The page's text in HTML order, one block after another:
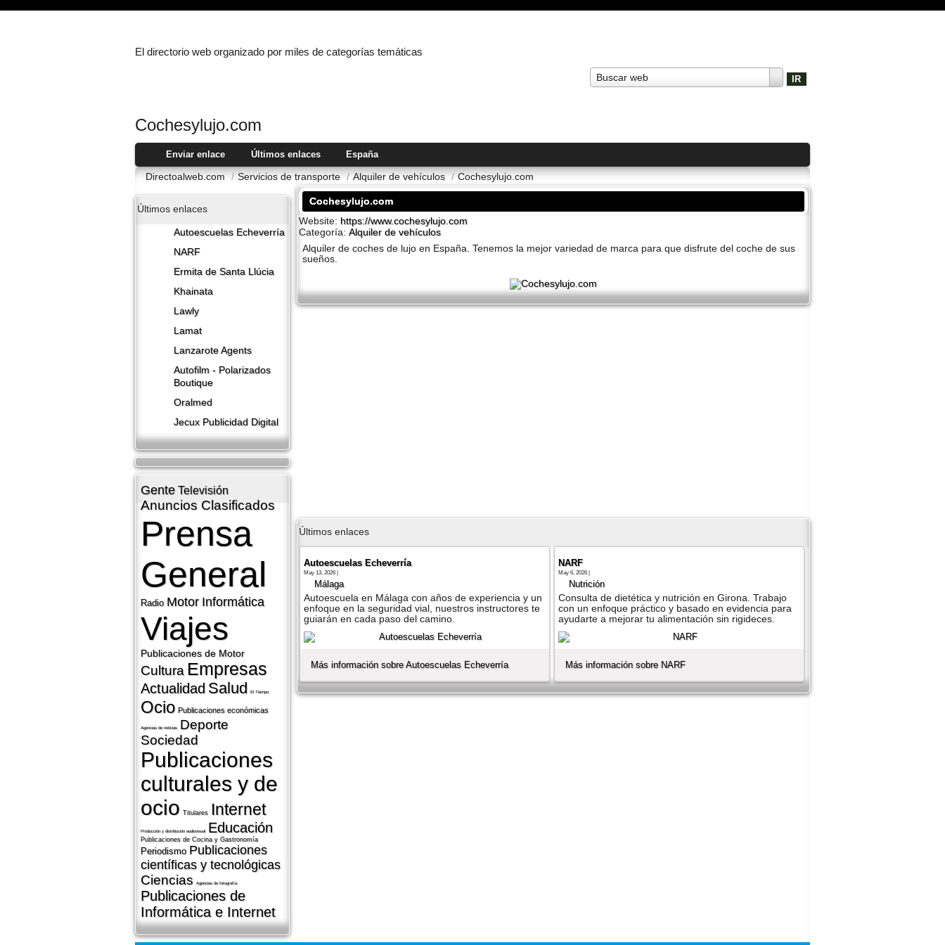
El directorio web organizado por miles de categorías temáticas
Buscar web
Cochesylujo.com
Enviar enlace Últimos enlaces España
Directoalweb.com / Servicios de transporte / Alquiler de vehí­culos / Cochesylujo.com
Últimos enlaces
Autoescuelas Echeverría
NARF
Ermita de Santa Llúcia
Khainata
Lawly
Lamat
Lanzarote​ Agents
Autofilm - Polarizados
Boutique
Oralmed
Jecux Publicidad Digital
Gente Televisión
Anuncios Clasificados
Prensa
General
Radio Motor Informática
Viajes
Publicaciones de Motor
Cultura Empresas
Actualidad Salud El Tiempo
Ocio Publicaciones económicas
Agencias de noticias
Deporte
Sociedad
Publicaciones
culturales y de
ocio Titulares Internet
Producción y distribución audiovisual Educación
Publicaciones de Cocina y Gastronomí­a
Periodismo Publicaciones
cientí­ficas y tecnológicas
Ciencias Agencias de fotografí­a
Publicaciones de
Informática e Internet
Cochesylujo.com
Website: https://www.cochesylujo.com
Categoría:Alquiler de vehí­culos
Alquiler de coches de lujo en España. Tenemos la mejor variedad de marca para que disfrute del coche de sus
sueños.
Últimos enlaces
Autoescuelas Echeverría
May 13, 2026 |
Málaga
Autoescuela en Málaga con años de experiencia y un
enfoque en la seguridad vial, nuestros instructores te
guiarán en cada paso del camino.
Más información sobre Autoescuelas Echeverría
NARF
May 6, 2026 |
Nutrición
Consulta de dietética y nutrición en Girona. Trabajo
con un enfoque práctico y basado en evidencia para
ayudarte a mejorar tu alimentación sin rigideces.
Más información sobre NARF